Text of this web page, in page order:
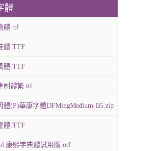
體
體.ttf
體.TTF
體.TTF
刷體繁.ttf
體(P)華康字體DFMingMedium-B5.zip
體.TTF
康熙字典體試用版.otf